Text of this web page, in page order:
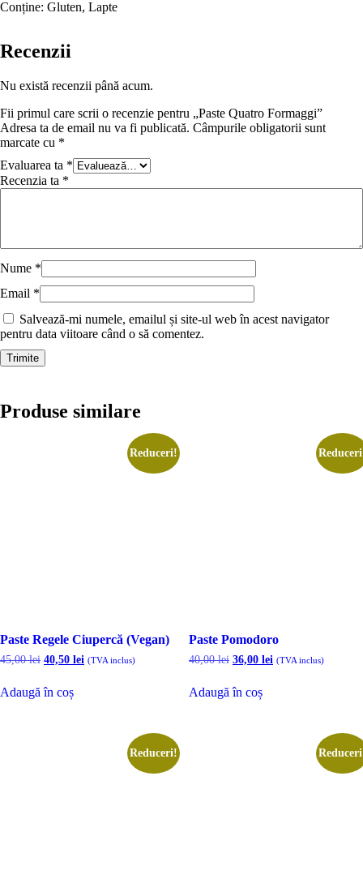
Conține: Gluten, Lapte
Recenzii
Nu există recenzii până acum.
Fii primul care scrii o recenzie pentru „Paste Quatro Formaggi”
Adresa ta de email nu va fi publicată. Câmpurile obligatorii sunt
marcate cu *
Evaluarea ta *
Recenzia ta *
Nume *
Email *
Salvează-mi numele, emailul și site-ul web în acest navigator
pentru data viitoare când o să comentez.
Produse similare
Reduceri!
Paste Regele Ciupercă (Vegan)
45,00lei Prețul
a
fost:
40,50 lei Prețul
(TVA inclus)
Adaugă în coș
Paste Pomodoro
40,00lei Prețul
a
fost:
36,00 leiPrețul
(TVA inclus)
Adaugă în coș
Reduceri!